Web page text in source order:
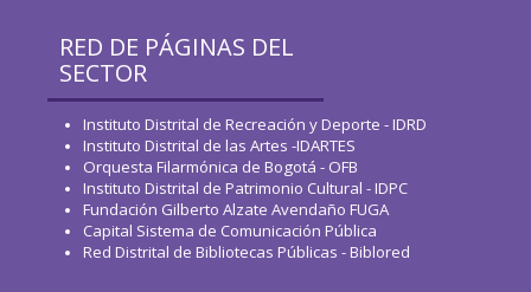
RED DE PÁGINAS DEL
SECTOR
Instituto Distrital de Recreación y Deporte - IDRD
Instituto Distrital de las Artes -IDARTES
Orquesta Filarmónica de Bogotá - OFB
Instituto Distrital de Patrimonio Cultural - IDPC
Fundación Gilberto Alzate Avendaño FUGA
Capital Sistema de Comunicación Pública
Red Distrital de Bibliotecas Públicas - Biblored